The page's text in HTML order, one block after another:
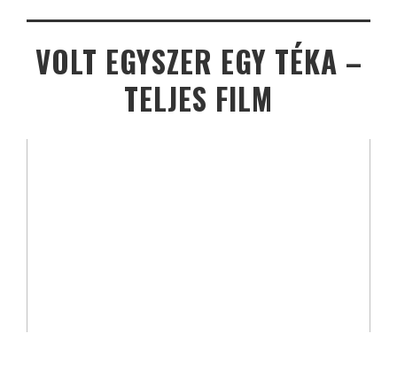
VOLT EGYSZER EGY TÉKA –
TELJES FILM